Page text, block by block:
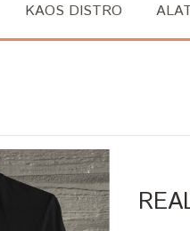
KAOS DISTRO